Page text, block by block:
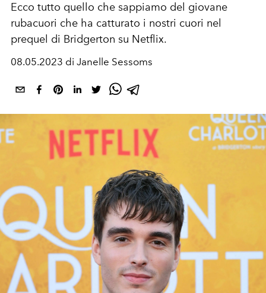
Ecco tutto quello che sappiamo del giovane
rubacuori che ha catturato i nostri cuori nel
prequel di Bridgerton su Netflix.
08.05.2023 di Janelle Sessoms